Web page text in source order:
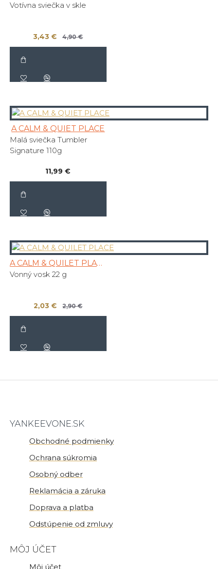
Votívna sviečka v skle
3,43 € 4,90 €
A CALM & QUIET PLACE
Malá sviečka Tumbler
Signature 110g
11,99 €
A CALM & QUILET PLACE
Vonný vosk 22 g
2,03 € 2,90 €
YANKEEVONE.SK
Obchodné podmienky
Ochrana súkromia
Osobný odber
Reklamácia a záruka
Doprava a platba
Odstúpenie od zmluvy
MÔJ ÚČET
Môj účet